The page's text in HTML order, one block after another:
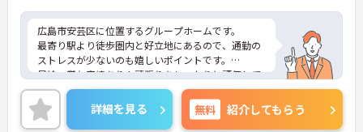
広島市安芸区に位置するグループホームです。
最寄り駅より徒歩圏内と好立地にあるので、通勤の
ストレスが少ないのも嬉しいポイントです。
昇給・賞与実績あり！頑張りをしっかりと評価して
いるので、モチベーションを保ちやすい環境です。
ご興味をお持ちの方はお気軽にお問い合わせくださ
い。
詳細を見る 無料 紹介してもらう